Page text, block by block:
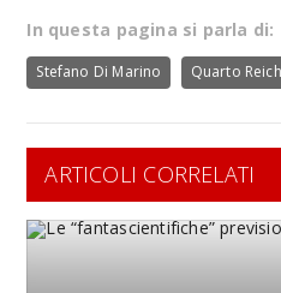
In questa pagina si parla di:
Stefano Di Marino Quarto Reich
ARTICOLI CORRELATI